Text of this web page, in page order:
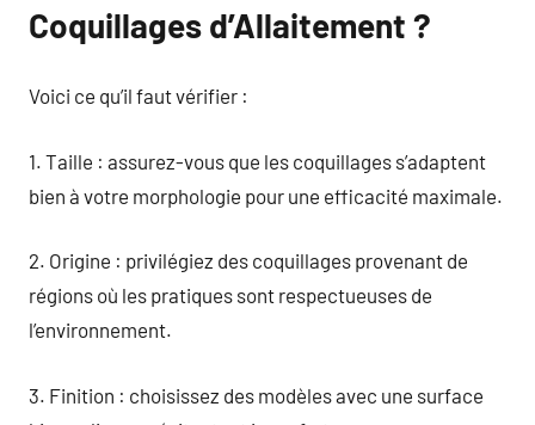
Coquillages d’Allaitement ?
Voici ce qu’il faut vérifier :
1. Taille : assurez-vous que les coquillages s’adaptent
bien à votre morphologie pour une efficacité maximale.
2. Origine : privilégiez des coquillages provenant de
régions où les pratiques sont respectueuses de
l’environnement.
3. Finition : choisissez des modèles avec une surface